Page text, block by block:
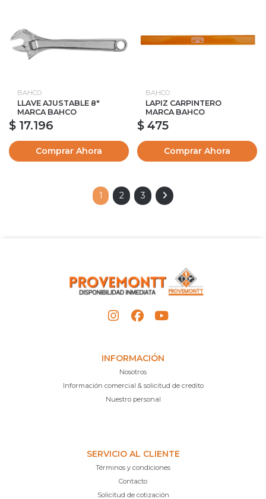
BAHCO
LLAVE AJUSTABLE 8"
MARCA BAHCO
$ 17.196
Comprar Ahora
BAHCO
LAPIZ CARPINTERO
MARCA BAHCO
$ 475
Comprar Ahora
1 2 3
INFORMACIÓN
Nosotros
Información comercial & solicitud de credito
Nuestro personal
SERVICIO AL CLIENTE
Términos y condiciones
Contacto
Solicitud de cotización